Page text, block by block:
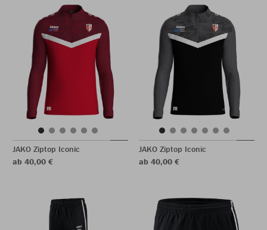
JAKO Ziptop Iconic
ab 40,00 €
JAKO Ziptop Iconic
ab 40,00 €